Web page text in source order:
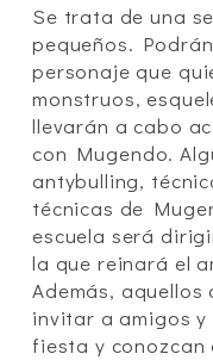
Se trata de una
pequeños.
personaje que
monstruos,
llevarán a cabo
con Mugendo.
antybulling,
técnicas de
escuela será
la que reinará el
Además,
invitar a amigos
fiesta y conozcan